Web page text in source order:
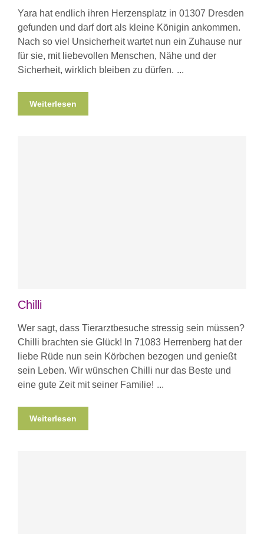
Yara hat endlich ihren Herzensplatz in 01307 Dresden
gefunden und darf dort als kleine Königin ankommen.
Nach so viel Unsicherheit wartet nun ein Zuhause nur
für sie, mit liebevollen Menschen, Nähe und der
Sicherheit, wirklich bleiben zu dürfen.
Weiterlesen
Chilli
Wer sagt, dass Tierarztbesuche stressig sein müssen?
Chilli brachten sie Glück! In 71083 Herrenberg hat der
liebe Rüde nun sein Körbchen bezogen und genießt
sein Leben. Wir wünschen Chilli nur das Beste und
eine gute Zeit mit seiner Familie!
Weiterlesen